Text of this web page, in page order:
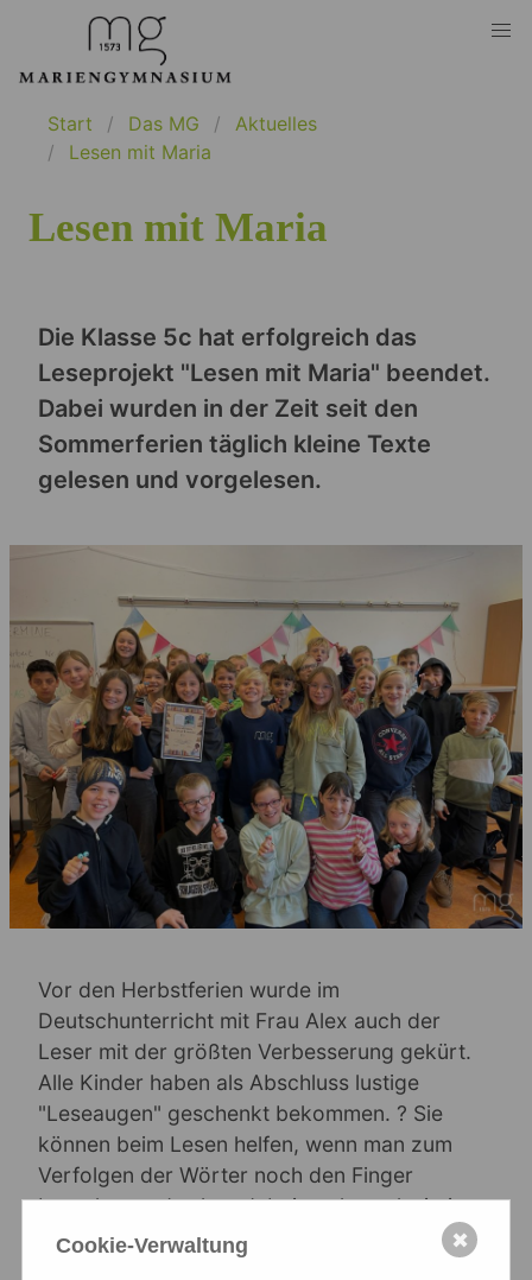
Start Das MG
Aktuelles
Lesen mit Maria
Lesen mit Maria
Die Klasse 5c hat erfolgreich das
Leseprojekt "Lesen mit Maria" beendet.
Dabei wurden in der Zeit seit den
Sommerferien täglich kleine Texte
gelesen und vorgelesen.
Vor den Herbstferien wurde im
Deutschunterricht mit Frau Alex auch der
Leser mit der größten Verbesserung gekürt.
Alle Kinder haben als Abschluss lustige
"Leseaugen" geschenkt bekommen. ? Sie
können beim Lesen helfen, wenn man zum
Verfolgen der Wörter noch den Finger
braucht - und sehen dabei noch total witzig
aus!
Cookie-Verwaltung ✖